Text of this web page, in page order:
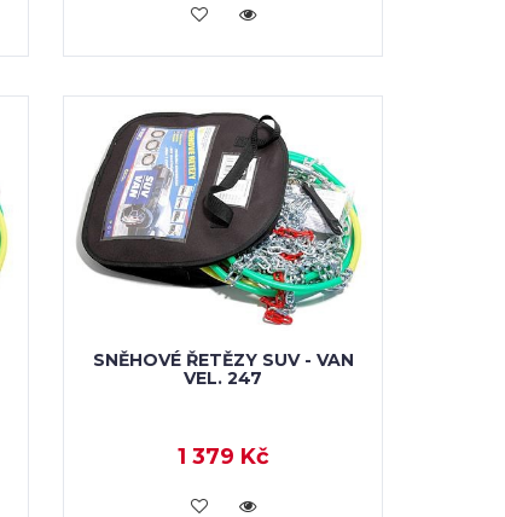
VLOŽIT DO KOŠÍKU
SNĚHOVÉ ŘETĚZY SUV - VAN
VEL. 247
1 379 Kč
VLOŽIT DO KOŠÍKU